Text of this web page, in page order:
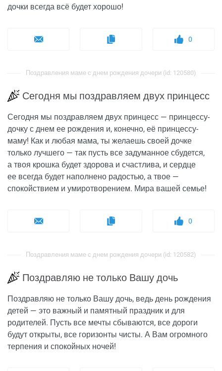
дочки всегда всё будет хорошо!
0
Поздравления маме с днем рождения дочери (id: 120580)
Сегодня мы поздравляем двух принцесс
Сегодня мы поздравляем двух принцесс — принцессу-
дочку с днем ее рождения и, конечно, её принцессу-
маму! Как и любая мама, ты желаешь своей дочке
только лучшего — так пусть все задуманное сбудется,
а твоя крошка будет здорова и счастлива, и сердце
ее всегда будет наполнено радостью, а твое —
спокойствием и умиротворением. Мира вашей семье!
0
Поздравления маме с днем рождения дочери (id: 120582)
Поздравляю не только Вашу дочь
Поздравляю не только Вашу дочь, ведь день рождения
детей — это важный и памятный праздник и для
родителей. Пусть все мечты сбываются, все дороги
будут открыты, все горизонты чисты. А Вам огромного
терпения и спокойных ночей!